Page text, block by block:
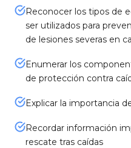
Reconocer los tipos de
ser utilizados para
de lesiones severas en
Enumerar los
de protección contra
Explicar la importancia
Recordar información
rescate tras caídas